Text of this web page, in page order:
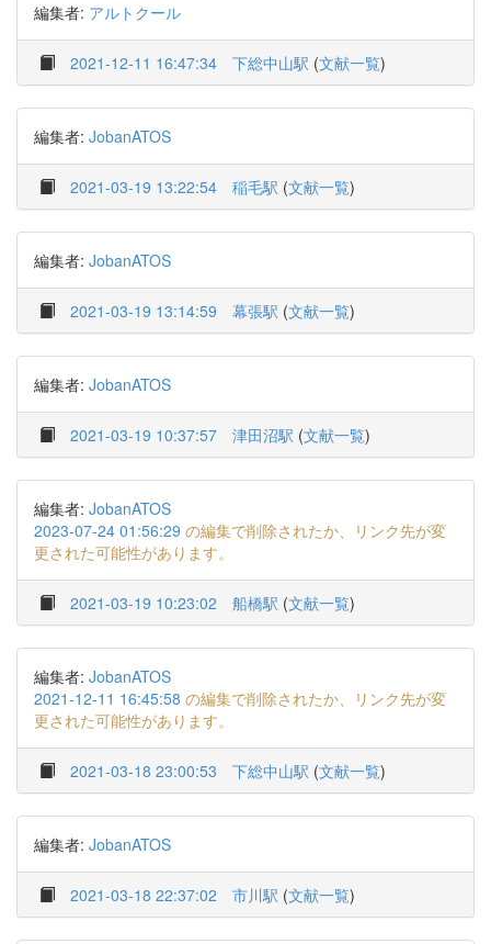
編集者: アルトクール
2021-12-11 16:47:34 下総中山駅 (文献一覧)
編集者: JobanATOS
2021-03-19 13:22:54 稲毛駅 (文献一覧)
編集者: JobanATOS
2021-03-19 13:14:59 幕張駅 (文献一覧)
編集者: JobanATOS
2021-03-19 10:37:57 津田沼駅 (文献一覧)
編集者: JobanATOS
2023-07-24 01:56:29 の編集で削除されたか、リンク先が変
更された可能性があります。
2021-03-19 10:23:02 船橋駅 (文献一覧)
編集者: JobanATOS
2021-12-11 16:45:58 の編集で削除されたか、リンク先が変
更された可能性があります。
2021-03-18 23:00:53 下総中山駅 (文献一覧)
編集者: JobanATOS
2021-03-18 22:37:02 市川駅 (文献一覧)